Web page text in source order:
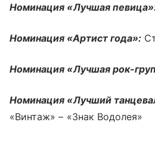
Номинация «Лучшая
Номинация «Артист года»:
Номинация «Лучшая рок-
Номинация «Лучший
«Винтаж» – «Знак Водолея»